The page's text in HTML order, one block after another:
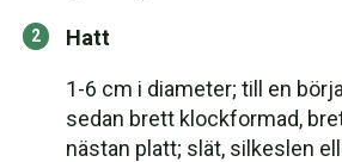
Hatt
1-6 cm i diameter; till en
sedan brett klockformad,
nästan platt; slät, silkeslen